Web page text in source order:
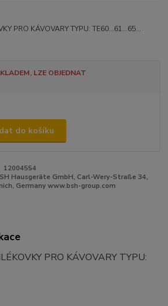
PRO KÁVOVARY TYPU: TE60...61...65...
LZE OBJEDNAT
do košíku
12004554
Hausgeräte GmbH, Carl-Wery-Straße 34,
Germany www.bsh-group.com
PRO KÁVOVARY TYPU: